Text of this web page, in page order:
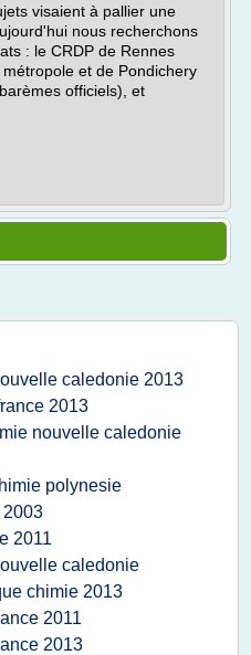
visaient à pallier une
nous recherchons
: le CRDP de Rennes
et de Pondichery
officiels), et
caledonie 2013
2013
nouvelle caledonie
polynesie
2003
2011
caledonie
chimie 2013
2011
2013